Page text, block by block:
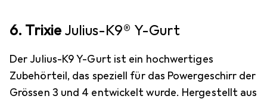
6. Trixie Julius-K9® Y-Gurt
Der Julius-K9 Y-Gurt ist ein hochwertiges
Zubehörteil, das speziell für das Powergeschirr der
Grössen 3 und 4 entwickelt wurde. Hergestellt aus